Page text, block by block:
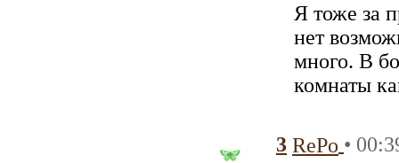
Я тоже за
нет
много. В
комнаты
3 RePo •